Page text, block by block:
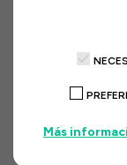
Más